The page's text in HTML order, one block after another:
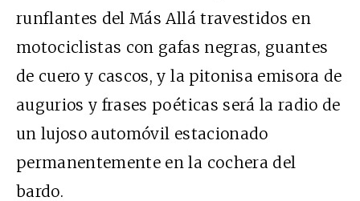
runflantes del Más Allá travestidos en
motociclistas con gafas negras, guantes
de cuero y cascos, y la pitonisa emisora de
augurios y frases poéticas será la radio de
un lujoso automóvil estacionado
permanentemente en la cochera del
bardo.